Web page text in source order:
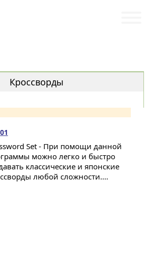
Кроссворды
Set - При помощи данной
можно легко и быстро
классические и японские
любой сложности....